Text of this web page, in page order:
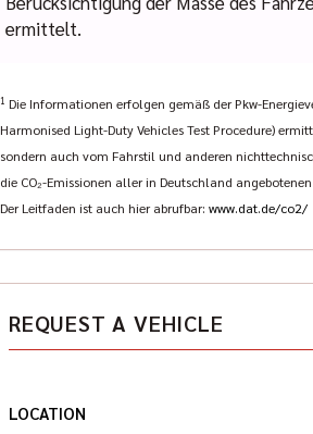
Elisabeth Ostermann: (089) 427 164 -18
Errors, changes and prior sale reserved
ermittelt.
1 Die Informationen erfolgen gemäß der Pkw-
Harmonised Light-Duty Vehicles Test Procedure)
sondern auch vom Fahrstil und anderen
die CO₂-Emissionen aller in Deutschland
Der Leitfaden ist auch hier abrufbar: www.dat.de/co2/
REQUEST A VEHICLE
LOCATION